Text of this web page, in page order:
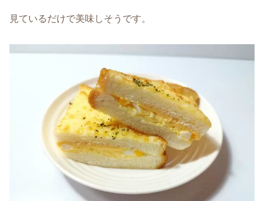
見ているだけで美味しそうです。